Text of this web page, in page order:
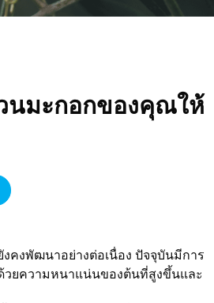
นมะกอกของคุณให้
คงพัฒนาอย่างต่อเนื่อง ปัจจุบันมีการ
ยความหนาแน่นของต้นที่สูงขึ้นและ